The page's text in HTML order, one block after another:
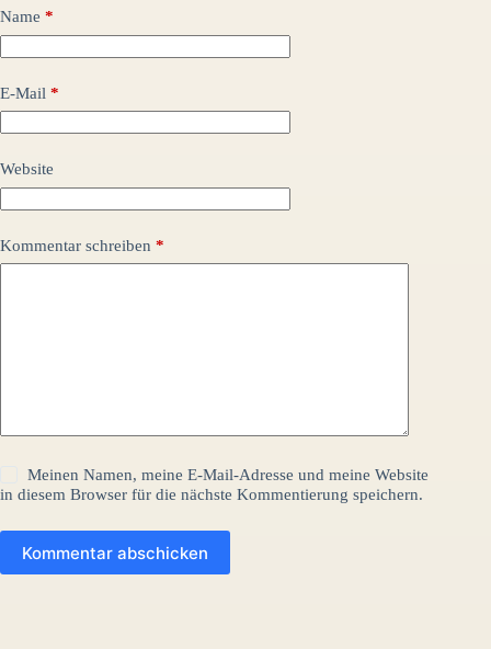
Name *
E-Mail *
Website
Kommentar schreiben *
Meinen Namen, meine E-Mail-Adresse und meine Website
in diesem Browser für die nächste Kommentierung speichern.
Kommentar abschicken